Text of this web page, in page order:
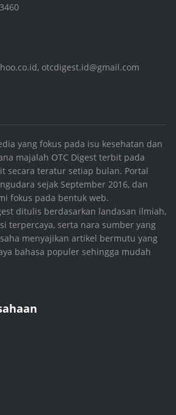
, otcdigest.id@gmail.com
yang fokus pada isu kesehatan dan
majalah OTC Digest terbit pada
secara teratur setiap bulan. Portal
sejak September 2016, dan
fokus pada bentuk web.
ditulis berdasarkan landasan ilmiah,
terpercaya, serta nara sumber yang
menyajikan artikel bermutu yang
bahasa populer sehingga mudah